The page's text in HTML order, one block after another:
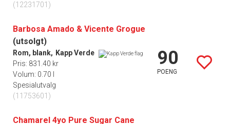
(12231701)
Barbosa Amado & Vicente Grogue
(utsolgt)
Rom, blank, Kapp Verde
Pris: 831.40 kr
Volum: 0.70 l
Spesialutvalg
(11753601)
90
POENG
Chamarel 4yo Pure Sugar Cane